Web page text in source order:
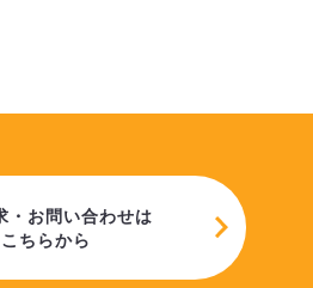
・お問い合わせは
こちらから